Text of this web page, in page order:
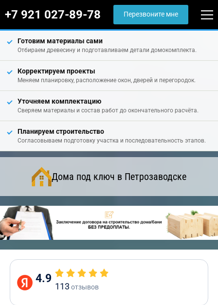
+7 921 027-89-78 Перезвоните мне
Готовим материалы сами
Отбираем древесину и подготавливаем детали домокомплекта.
Корректируем проекты
Меняем планировку, расположение окон, дверей и перегородок.
Уточняем комплектацию
Сверяем материалы и состав работ до окончательного расчёта.
Планируем строительство
Согласовываем подготовку участка и последовательность этапов.
Дома под ключ в Петрозаводске
4.9
113 отзывов